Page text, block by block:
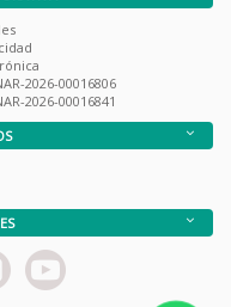
2026-00016806
2026-00016841